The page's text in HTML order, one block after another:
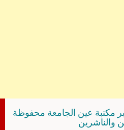
مكتبة عين الجامعة محفوظة
والناشرين